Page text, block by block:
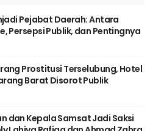
Pejabat Daerah: Antara
Persepsi Publik, dan Pentingnya
Prostitusi Terselubung, Hotel
Barat Disorot Publik
dan Kepala Samsat Jadi Saksi